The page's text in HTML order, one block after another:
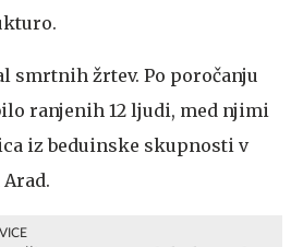
smrtnih žrtev. Po poročanju
ranjenih 12 ljudi, med njimi
iz beduinske skupnosti v